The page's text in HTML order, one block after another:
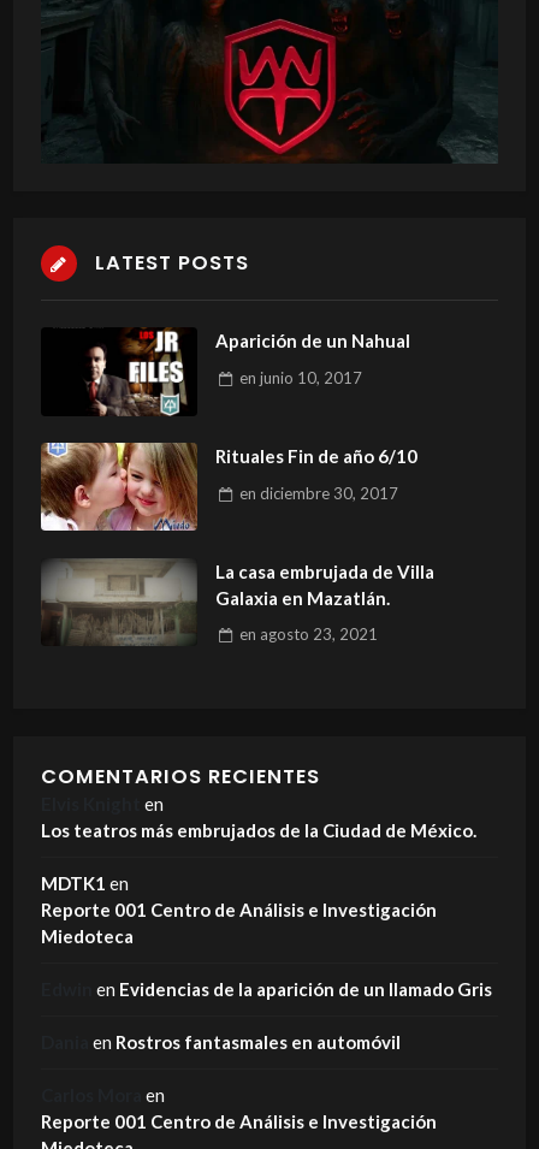
LATEST POSTS
Aparición de un Nahual
en junio 10, 2017
Rituales Fin de año 6/10
en diciembre 30, 2017
La casa embrujada de Villa
Galaxia en Mazatlán.
en agosto 23, 2021
COMENTARIOS RECIENTES
en
Los teatros más embrujados de la Ciudad de México.
MDTK1 en
Reporte 001 Centro de Análisis e Investigación
Miedoteca
en Evidencias de la aparición de un llamado Gris
en Rostros fantasmales en automóvil
en
Reporte 001 Centro de Análisis e Investigación